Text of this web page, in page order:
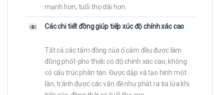
mạnh hơn, tuổi thọ dài hơn.
Các chi tiết đồng giúp tiếp xúc độ chính xác cao
Tất cả các tấm đồng của ổ cắm đều được làm
đồng phốt-pho thiếc có độ chính xác cao, không
có cấu trúc phân tán. Được dập và tạo hình một
lần, tránh được các vấn đề như phát ra tia lửa khi